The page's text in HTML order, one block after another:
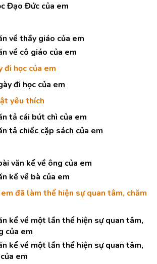
Đạo Đức của em
về thầy giáo của em
về cô giáo của em
đi học của em
đi học của em
yêu thích
tả cái bút chì của em
tả chiếc cặp sách của em
văn kể về ông của em
kể về bà của em
đã làm thể hiện sự quan tâm, chăm
kể về một lần thể hiện sự quan tâm,
của em
kể về một lần thể hiện sự quan tâm,
em